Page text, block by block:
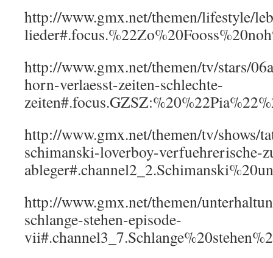
http://www.gmx.net/themen/lifestyle/
http://www.gmx.net/themen/tv/stars/
horn-verlaesst-zeiten-schlechte-
http://www.gmx.net/themen/tv/shows/
schimanski-loverboy-verfuehrerische-
http://www.gmx.net/themen/
schlange-stehen-episode-